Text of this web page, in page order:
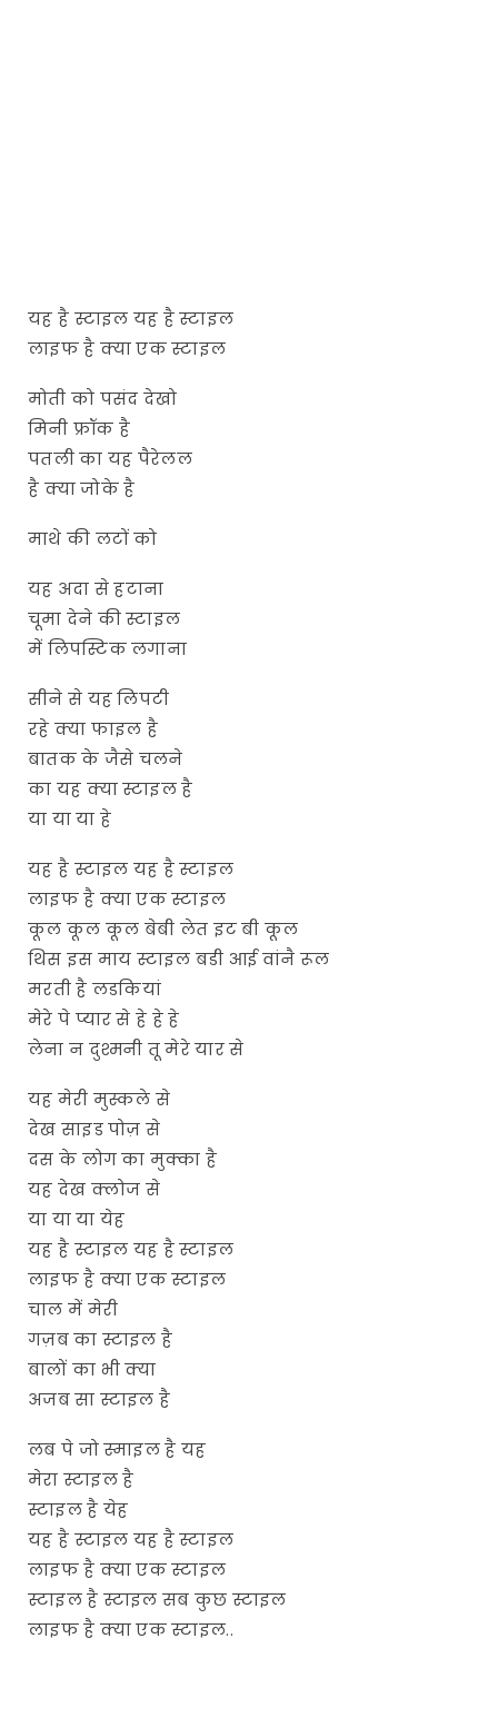
यह है स्टाइल यह है स्टाइल
लाइफ है क्या एक स्टाइल
मोती को पसंद देखो
मिनी फ्रॉक है
पतली का यह पैरेलल
है क्या जोके है
माथे की लटों को
यह अदा से हटाना
चूमा देने की स्टाइल
में लिपस्टिक लगाना
सीने से यह लिपटी
रहे क्या फाइल है
बातक के जैसे चलने
का यह क्या स्टाइल है
या या या हे
यह है स्टाइल यह है स्टाइल
लाइफ है क्या एक स्टाइल
कूल कूल कूल बेबी लेत इट बी कूल
थिस इस माय स्टाइल बडी आई वांनै रूल
मरती है लडकियां
मेरे पे प्यार से हे हे हे
लेना न दुश्मनी तू मेरे यार से
यह मेरी मुस्कले से
देख साइड पोज़ से
दस के लोग का मुक्का है
यह देख क्लोज से
या या या येह
यह है स्टाइल यह है स्टाइल
लाइफ है क्या एक स्टाइल
चाल में मेरी
गज़ब का स्टाइल है
बालों का भी क्या
अजब सा स्टाइल है
लब पे जो स्माइल है यह
मेरा स्टाइल है
स्टाइल है येह
यह है स्टाइल यह है स्टाइल
लाइफ है क्या एक स्टाइल
स्टाइल है स्टाइल सब कुछ स्टाइल
लाइफ है क्या एक स्टाइल..